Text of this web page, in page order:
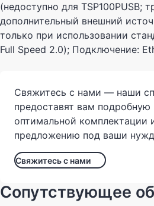
(недоступно для TSP100PUSB;
дополнительный внешний
только при использовании
Full Speed ​​​​2.0); Подключение:
Свяжитесь с нами — наши
предоставят вам подробную
оптимальной комплектации
предложению под ваши
Свяжитесь с нами
Сопутствующее